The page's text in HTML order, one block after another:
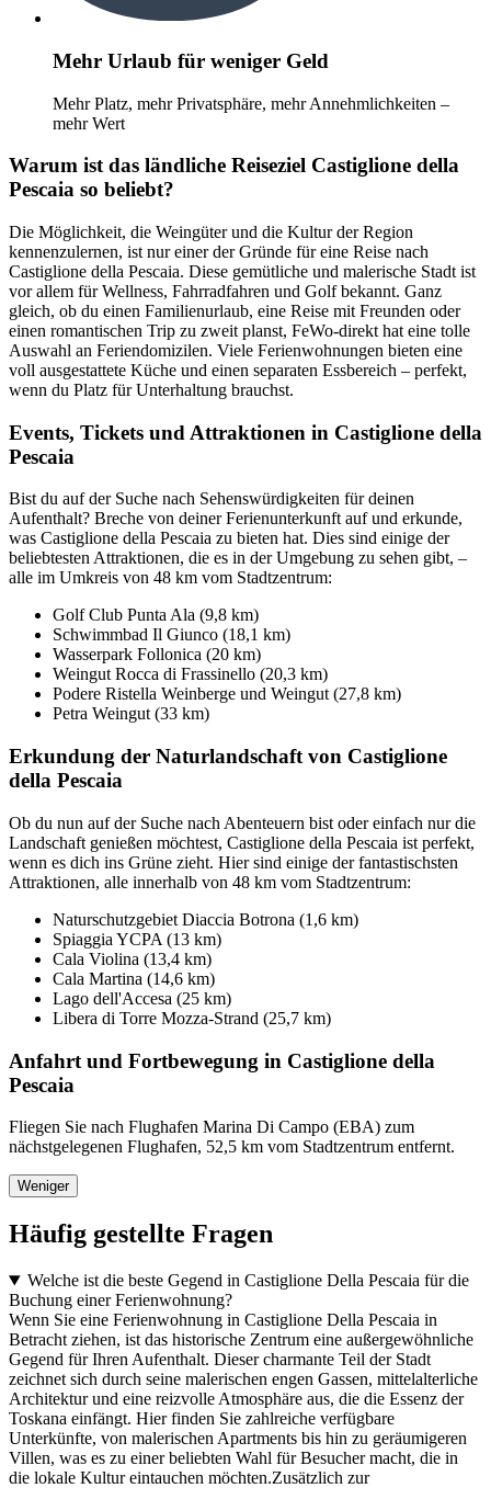
Mehr Urlaub für weniger Geld
Mehr Platz, mehr Privatsphäre, mehr Annehmlichkeiten –
mehr Wert
Warum ist das ländliche Reiseziel Castiglione della
Pescaia so beliebt?
Die Möglichkeit, die Weingüter und die Kultur der Region
kennenzulernen, ist nur einer der Gründe für eine Reise nach
Castiglione della Pescaia. Diese gemütliche und malerische Stadt ist
vor allem für Wellness, Fahrradfahren und Golf bekannt. Ganz
gleich, ob du einen Familienurlaub, eine Reise mit Freunden oder
einen romantischen Trip zu zweit planst, FeWo-direkt hat eine tolle
Auswahl an Feriendomizilen. Viele Ferienwohnungen bieten eine
voll ausgestattete Küche und einen separaten Essbereich – perfekt,
wenn du Platz für Unterhaltung brauchst.
Events, Tickets und Attraktionen in Castiglione della
Pescaia
Bist du auf der Suche nach Sehenswürdigkeiten für deinen
Aufenthalt? Breche von deiner Ferienunterkunft auf und erkunde,
was Castiglione della Pescaia zu bieten hat. Dies sind einige der
beliebtesten Attraktionen, die es in der Umgebung zu sehen gibt, –
alle im Umkreis von 48 km vom Stadtzentrum:
Golf Club Punta Ala (9,8 km)
Schwimmbad Il Giunco (18,1 km)
Wasserpark Follonica (20 km)
Weingut Rocca di Frassinello (20,3 km)
Podere Ristella Weinberge und Weingut (27,8 km)
Petra Weingut (33 km)
Erkundung der Naturlandschaft von Castiglione
della Pescaia
Ob du nun auf der Suche nach Abenteuern bist oder einfach nur die
Landschaft genießen möchtest, Castiglione della Pescaia ist perfekt,
wenn es dich ins Grüne zieht. Hier sind einige der fantastischsten
Attraktionen, alle innerhalb von 48 km vom Stadtzentrum:
Naturschutzgebiet Diaccia Botrona (1,6 km)
Spiaggia YCPA (13 km)
Cala Violina (13,4 km)
Cala Martina (14,6 km)
Lago dell'Accesa (25 km)
Libera di Torre Mozza-Strand (25,7 km)
Anfahrt und Fortbewegung in Castiglione della
Pescaia
Fliegen Sie nach Flughafen Marina Di Campo (EBA) zum
nächstgelegenen Flughafen, 52,5 km vom Stadtzentrum entfernt.
Weniger
Häufig gestellte Fragen
Welche ist die beste Gegend in Castiglione Della Pescaia für die
Buchung einer Ferienwohnung?
Wenn Sie eine Ferienwohnung in Castiglione Della Pescaia in
Betracht ziehen, ist das historische Zentrum eine außergewöhnliche
Gegend für Ihren Aufenthalt. Dieser charmante Teil der Stadt
zeichnet sich durch seine malerischen engen Gassen, mittelalterliche
Architektur und eine reizvolle Atmosphäre aus, die die Essenz der
Toskana einfängt. Hier finden Sie zahlreiche verfügbare
Unterkünfte, von malerischen Apartments bis hin zu geräumigeren
Villen, was es zu einer beliebten Wahl für Besucher macht, die in
die lokale Kultur eintauchen möchten.Zusätzlich zur